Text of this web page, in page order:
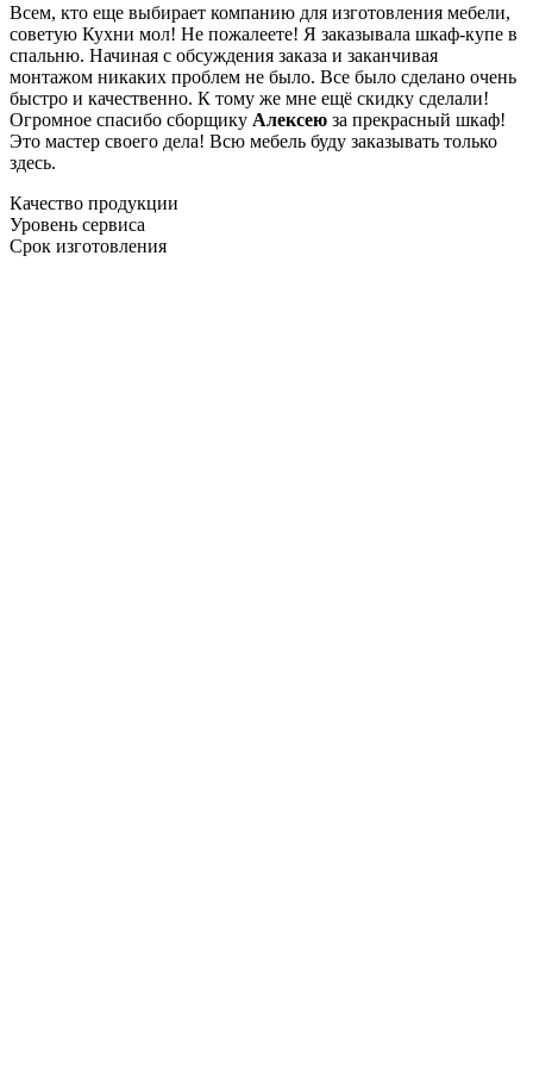
Всем, кто еще выбирает компанию для изготовления мебели,
советую Кухни мол! Не пожалеете! Я заказывала шкаф-купе в
спальню. Начиная с обсуждения заказа и заканчивая
монтажом никаких проблем не было. Все было сделано очень
быстро и качественно. К тому же мне ещё скидку сделали!
Огромное спасибо сборщику Алексею за прекрасный шкаф!
Это мастер своего дела! Всю мебель буду заказывать только
здесь.
Качество продукции
Уровень сервиса
Срок изготовления